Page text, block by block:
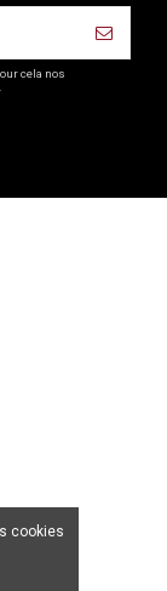
cela nos
cookies